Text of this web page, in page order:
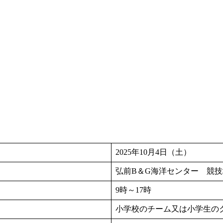
2025年10月4日（土）
弘前B＆G海洋センター 競
9時～17時
小学校のチーム又は小学生の